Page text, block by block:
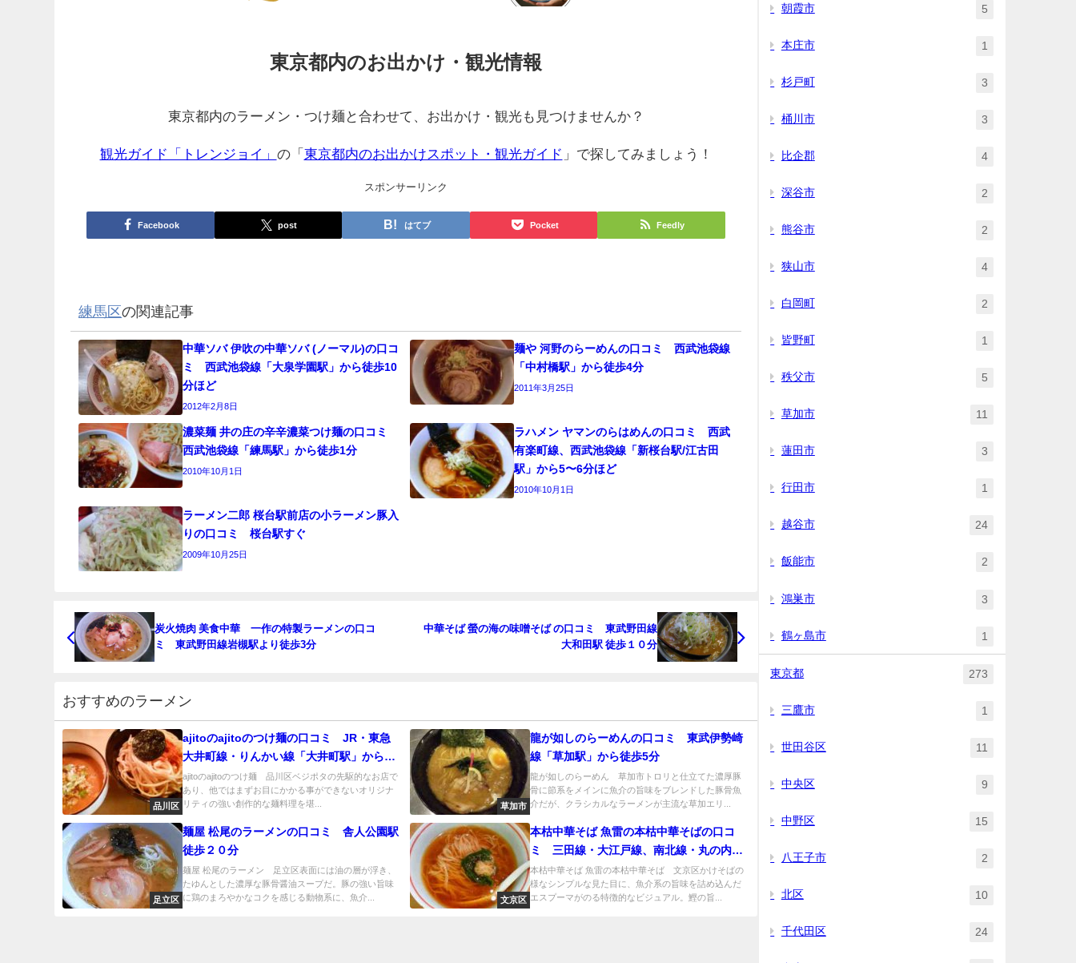
東京都内のお出かけ・観光情報
東京都内のラーメン・つけ麺と合わせて、お出かけ・観光も見つけませんか？
観光ガイド「トレンジョイ」 の「 東京都内のお出かけスポット・観光ガイド 」で探してみましょう！
スポンサーリンク
Facebook post はてブ Pocket Feedly
練馬区の関連記事
中華ソバ 伊吹の中華ソバ (ノーマル)の口コ
ミ 西武池袋線「大泉学園駅」から徒歩10
分ほど
2012年2月8日
麺や 河野のらーめんの口コミ 西武池袋線
「中村橋駅」から徒歩4分
2011年3月25日
濃菜麺 井の庄の辛辛濃菜つけ麺の口コミ
西武池袋線「練馬駅」から徒歩1分
2010年10月1日
ラハメン ヤマンのらはめんの口コミ 西武
有楽町線、西武池袋線「新桜台駅/江古田
駅」から5〜6分ほど
2010年10月1日
ラーメン二郎 桜台駅前店の小ラーメン豚入
りの口コミ 桜台駅すぐ
2009年10月25日
炭火焼肉 美食中華 一作の特製ラーメンの口コ
ミ 東武野田線岩槻駅より徒歩3分
中華そば 螢の海の味噌そば の口コミ 東武野田線
大和田駅 徒歩１０分
おすすめのラーメン
品川区
ajitoのajitoのつけ麺の口コミ JR・東急
大井町線・りんかい線「大井町駅」から徒
歩7分ほど
ajitoのajitoのつけ麺 品川区ベジポタの先駆的なお店で
あり、他ではまずお目にかかる事ができないオリジナ
リティの強い創作的な麺料理を堪...
草加市
龍が如しのらーめんの口コミ 東武伊勢崎
線「草加駅」から徒歩5分
龍が如しのらーめん 草加市トロリと仕立てた濃厚豚
骨に節系をメインに魚介の旨味をブレンドした豚骨魚
介だが、クラシカルなラーメンが主流な草加エリ...
足立区
麺屋 松尾のラーメンの口コミ 舎人公園駅
徒歩２０分
麺屋 松尾のラーメン 足立区表面には油の層が浮き、
たゆんとした濃厚な豚骨醤油スープだ。豚の強い旨味
に鶏のまろやかなコクを感じる動物系に、魚介...
文京区
本枯中華そば 魚雷の本枯中華そばの口コ
ミ 三田線・大江戸線、南北線・丸の内線
「春日駅」から徒歩4分ほど
本枯中華そば 魚雷の本枯中華そば 文京区かけそばの
様なシンプルな見た目に、魚介系の旨味を詰め込んだ
エスプーマがのる特徴的なビジュアル。鰹の旨...
朝霞市 5
本庄市 1
杉戸町 3
桶川市 3
比企郡 4
深谷市 2
熊谷市 2
狭山市 4
白岡町 2
皆野町 1
秩父市 5
草加市 11
蓮田市 3
行田市 1
越谷市 24
飯能市 2
鴻巣市 3
鶴ヶ島市 1
東京都 273
三鷹市 1
世田谷区 11
中央区 9
中野区 15
八王子市 2
北区 10
千代田区 24